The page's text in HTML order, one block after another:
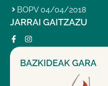
BOPV 04/04/2018
JARRAI GAITZAZU
BAZKIDEAK GARA